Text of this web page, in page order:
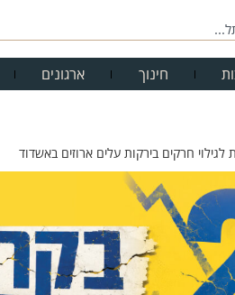
חינוך ארגונים
חרקים בירקות עלים ארוזים באשדוד